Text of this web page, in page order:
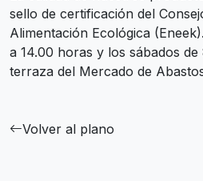
sello de certificación del
Alimentación Ecológica
a 14.00 horas y los sábados
terraza del Mercado de
Volver al plano